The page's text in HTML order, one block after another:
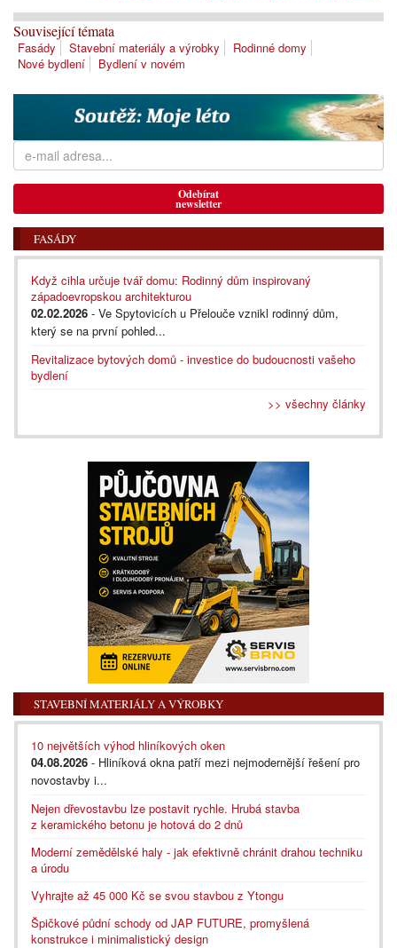
Související témata
Fasády Stavební materiály a výrobky
Rodinné domy
Nové bydlení
Bydlení v novém
Odebírat
newsletter
FASÁDY
Když cihla určuje tvář domu: Rodinný dům inspirovaný
západoevropskou architekturou
02.02.2026 - Ve Spytovicích u Přelouče vznikl rodinný dům,
který se na první pohled...
Revitalizace bytových domů - investice do budoucnosti vašeho
bydlení
>> všechny články
STAVEBNÍ MATERIÁLY A VÝROBKY
10 největších výhod hliníkových oken
04.08.2026 - Hliníková okna patří mezi nejmodernější řešení pro
novostavby i...
Nejen dřevostavbu lze postavit rychle. Hrubá stavba
z keramického betonu je hotová do 2 dnů
Moderní zemědělské haly - jak efektivně chránit drahou techniku
a úrodu
Vyhrajte až 45 000 Kč se svou stavbou z Ytongu
Špičkové půdní schody od JAP FUTURE, promyšlená
konstrukce i minimalistický design